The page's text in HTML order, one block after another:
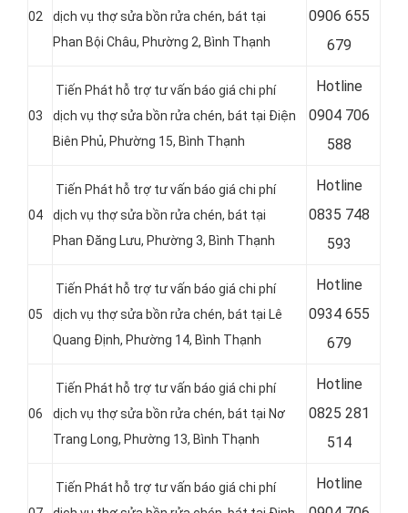
02
dịch vụ thợ sửa bồn rửa chén, bát tại
Phan Bội Châu, Phường 2, Bình Thạnh
0906 655
679
03
Tiến Phát hỗ trợ tư vấn báo giá chi phí
dịch vụ thợ sửa bồn rửa chén, bát tại Điện
Biên Phủ, Phường 15, Bình Thạnh
Hotline
0904 706
588
04
Tiến Phát hỗ trợ tư vấn báo giá chi phí
dịch vụ thợ sửa bồn rửa chén, bát tại
Phan Đăng Lưu, Phường 3, Bình Thạnh
Hotline
0835 748
593
05
Tiến Phát hỗ trợ tư vấn báo giá chi phí
dịch vụ thợ sửa bồn rửa chén, bát tại Lê
Quang Định, Phường 14, Bình Thạnh
Hotline
0934 655
679
06
Tiến Phát hỗ trợ tư vấn báo giá chi phí
dịch vụ thợ sửa bồn rửa chén, bát tại Nơ
Trang Long, Phường 13, Bình Thạnh
Hotline
0825 281
514
Tiến Phát hỗ trợ tư vấn báo giá chi phí
Hotline